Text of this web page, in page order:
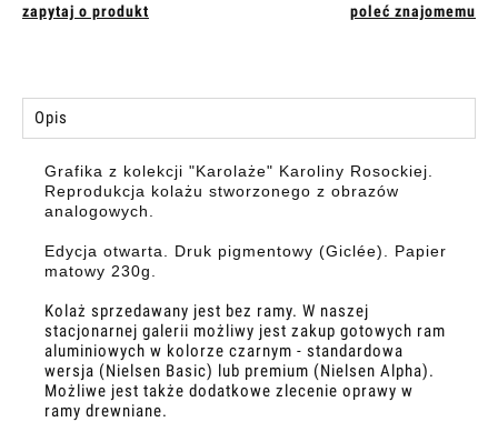
zapytaj o produkt poleć znajomemu
Opis
Grafika z kolekcji "Karolaże" Karoliny Rosockiej.
Reprodukcja kolażu stworzonego z obrazów
analogowych.
Edycja otwarta. Druk pigmentowy (Giclée). Papier
matowy 230g.
Kolaż sprzedawany jest bez ramy. W naszej
stacjonarnej galerii możliwy jest zakup gotowych ram
aluminiowych w kolorze czarnym - standardowa
wersja (Nielsen Basic) lub premium (Nielsen Alpha).
Możliwe jest także dodatkowe zlecenie oprawy w
ramy drewniane.